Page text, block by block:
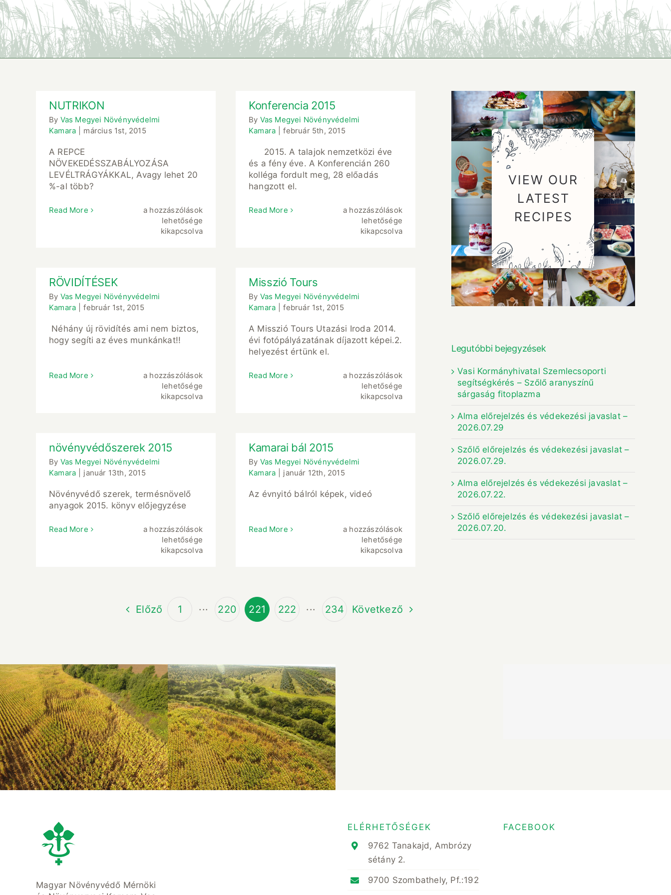
NUTRIKON
By Vas Megyei Növényvédelmi
Kamara
március 1st, 2015
A REPCE
NÖVEKEDÉSSZABÁLYOZÁSA
LEVÉLTRÁGYÁKKAL, Avagy lehet 20
%-al több?
Read More
NUTRIKON
bejegyzéshez
a hozzászólások
lehetősége
kikapcsolva
Konferencia 2015
By Vas Megyei Növényvédelmi
Kamara
február 5th, 2015
2015. A talajok nemzetközi éve
és a fény éve. A Konferencián 260
kolléga fordult meg, 28 előadás
hangzott el.
Read More
Konferencia
bejegyzéshez
a hozzászólások
lehetősége
kikapcsolva
RÖVIDÍTÉSEK
By Vas Megyei Növényvédelmi
Kamara
február 1st, 2015
Néhány új rövidítés ami nem biztos,
hogy segíti az éves munkánkat!!
Read More
RÖVIDÍTÉSEK
bejegyzéshez
a hozzászólások
lehetősége
kikapcsolva
Misszió Tours
By Vas Megyei Növényvédelmi
Kamara
február 1st, 2015
A Misszió Tours Utazási Iroda 2014.
évi fotópályázatának díjazott képei.2.
helyezést értünk el.
Read More
Misszió
Tours
bejegyzéshez
a hozzászólások
lehetősége
kikapcsolva
növényvédőszerek 2015
By Vas Megyei Növényvédelmi
Kamara
január 13th, 2015
Növényvédő szerek, termésnövelő
anyagok 2015. könyv előjegyzése
Read More
növényvédőszerek
bejegyzéshez
a hozzászólások
lehetősége
kikapcsolva
Kamarai bál 2015
By Vas Megyei Növényvédelmi
Kamara
január 12th, 2015
Az évnyitó bálról képek, videó
Read More
Kamarai
a hozzászólások
lehetősége
kikapcsolva
Előző 1 ··· 220 221 222 ··· 234 Következő
VIEW OUR
LATEST
RECIPES
Legutóbbi bejegyzések
Vasi Kormányhivatal Szemlecsoporti
segítségkérés – Szőlő aranyszínű
sárgaság fitoplazma
Alma előrejelzés és védekezési javaslat –
2026.07.29
Szőlő előrejelzés és védekezési javaslat –
2026.07.29.
Alma előrejelzés és védekezési javaslat –
2026.07.22.
Szőlő előrejelzés és védekezési javaslat –
2026.07.20.
Lunch Favourite with Salad, Naan
And Beans
Fruit Platter with Banana, Mango,
Berries and Orange
Magyar Növényvédő Mérnöki
ELÉRHETŐSÉGEK
9762 Tanakajd, Ambrózy
sétány 2.
9700 Szombathely, Pf.:192
FACEBOOK